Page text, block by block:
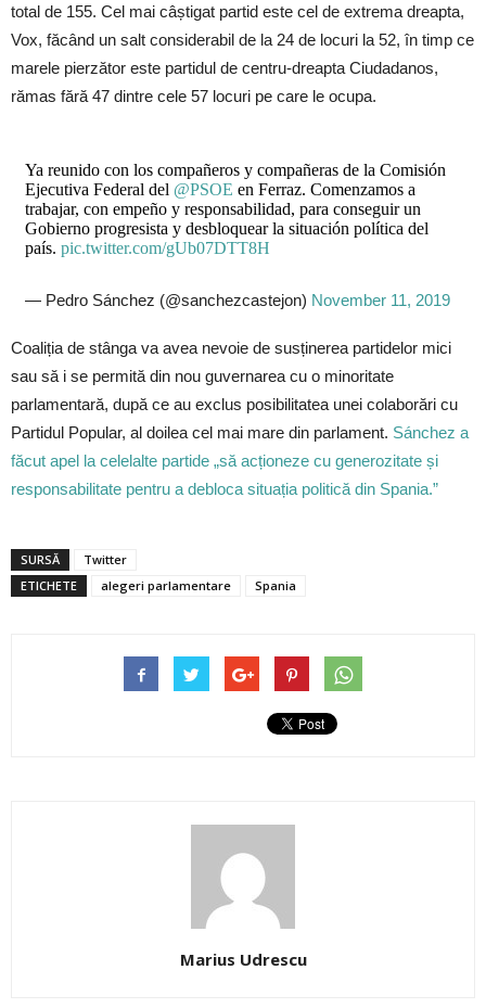
total de 155. Cel mai câștigat partid este cel de extrema dreapta,
Vox, făcând un salt considerabil de la 24 de locuri la 52, în timp ce
marele pierzător este partidul de centru-dreapta Ciudadanos,
rămas fără 47 dintre cele 57 locuri pe care le ocupa.
Ya reunido con los compañeros y compañeras de la Comisión
Ejecutiva Federal del @PSOE en Ferraz. Comenzamos a
trabajar, con empeño y responsabilidad, para conseguir un
Gobierno progresista y desbloquear la situación política del
país. pic.twitter.com/gUb07DTT8H
— Pedro Sánchez (@sanchezcastejon) November 11, 2019
Coaliția de stânga va avea nevoie de susținerea partidelor mici
sau să i se permită din nou guvernarea cu o minoritate
parlamentară, după ce au exclus posibilitatea unei colaborări cu
Partidul Popular, al doilea cel mai mare din parlament. Sánchez a
făcut apel la celelalte partide „să acționeze cu generozitate și
responsabilitate pentru a debloca situația politică din Spania.”
SURSĂ
Twitter
ETICHETE
alegeri parlamentare Spania
Marius Udrescu